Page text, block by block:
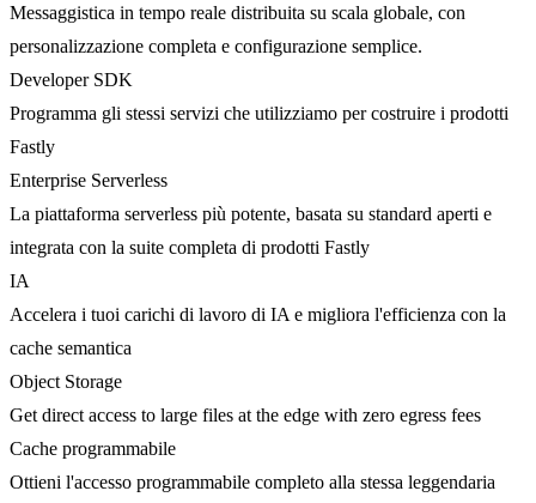
Messaggistica in tempo reale distribuita su scala globale, con
personalizzazione completa e configurazione semplice.
Developer SDK
Programma gli stessi servizi che utilizziamo per costruire i prodotti
Fastly
Enterprise Serverless
La piattaforma serverless più potente, basata su standard aperti e
integrata con la suite completa di prodotti Fastly
IA
Accelera i tuoi carichi di lavoro di IA e migliora l'efficienza con la
cache semantica
Object Storage
Get direct access to large files at the edge with zero egress fees
Cache programmabile
Ottieni l'accesso programmabile completo alla stessa leggendaria